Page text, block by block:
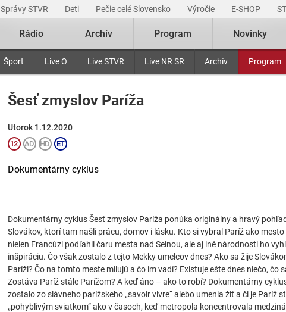
Správy STVR Deti Pečie celé Slovensko Výročie E-SHOP
Šport Live O Live STVR Live NR SR Archív Program
Rádio Archív Program Novinky
Šesť zmyslov Paríža
Utorok 1.12.2020
Dokumentárny cyklus
Dokumentárny cyklus Šesť zmyslov Paríža ponúka originálny a hravý
Slovákov, ktorí tam našli prácu, domov i lásku. Kto si vybral Paríž ako
nielen Francúzi podľahli čaru mesta nad Seinou, ale aj iné národnosti ho
inšpiráciu. Čo však zostalo z tejto Mekky umelcov dnes? Ako sa žije
Paríži? Čo na tomto meste milujú a čo im vadí? Existuje ešte dnes niečo, čo
Zostáva Paríž stále Parížom? A keď áno – ako to robí? Dokumentárny
zostalo zo slávneho parížskeho „savoir vivre“ alebo umenia žiť a či je Paríž
„pohyblivým sviatkom“ ako v časoch, keď metropola koncentrovala